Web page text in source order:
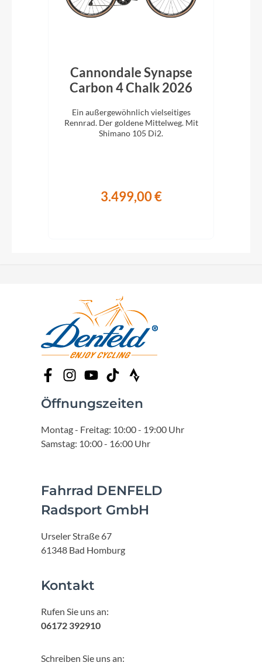
Cannondale Synapse
Carbon 4 Chalk 2026
Ein außergewöhnlich vielseitiges
Rennrad. Der goldene Mittelweg. Mit
Shimano 105 Di2.
3.499,00 €
Öffnungszeiten
Montag - Freitag: 10:00 - 19:00 Uhr
Samstag: 10:00 - 16:00 Uhr
Fahrrad DENFELD
Radsport GmbH
Urseler Straße 67
61348 Bad Homburg
Kontakt
Rufen Sie uns an:
06172 392910
Schreiben Sie uns an: